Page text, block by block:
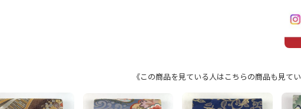
《この商品を見ている人はこちらの商品も見て